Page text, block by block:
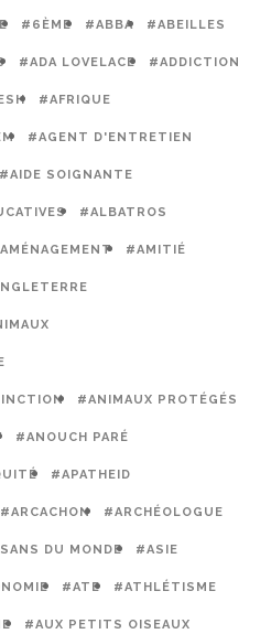
#6ÈME #ABBA #ABEILLES
#ADA LOVELACE #ADDICTION
#AFRIQUE
#AGENT D'ENTRETIEN
#AIDE SOIGNANTE
#ALBATROS
#AMITIÉ
#ANIMAUX PROTÉGÉS
#ANOUCH PARÉ
#APATHEID
#ARCACHON #ARCHÉOLOGUE
DU MONDE #ASIE
#ATE #ATHLÉTISME
#AUX PETITS OISEAUX